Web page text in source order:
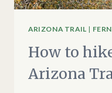
ARIZONA TRAIL |
How to
Arizona